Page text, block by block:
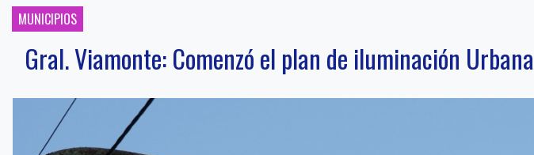
MUNICIPIOS
Gral. Viamonte: Comenzó el plan de iluminación Urbana